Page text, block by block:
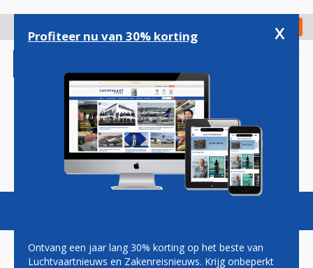
gaan
Check in
Magazine Podcasts Vacatures
Profiteer nu van 30% korting x
Ontvang een jaar lang 30% korting op het beste van
Luchtvaartnieuws en Zakenreisnieuws. Krijg onbeperkt